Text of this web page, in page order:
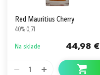
Red Mauritius Cherry
40% 0,7l
Na sklade 44,98 €
1